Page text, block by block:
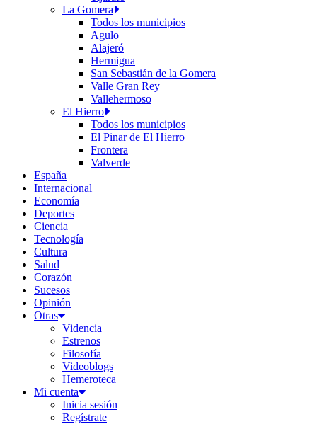
La Gomera
Todos los municipios
Agulo
Alajeró
Hermigua
San Sebastián de la Gomera
Valle Gran Rey
Vallehermoso
El Hierro
Todos los municipios
El Pinar de El Hierro
Frontera
Valverde
España
Internacional
Economía
Deportes
Ciencia
Tecnología
Cultura
Salud
Corazón
Sucesos
Opinión
Otras
Videncia
Estrenos
Filosofía
Videoblogs
Hemeroteca
Mi cuenta
Inicia sesión
Regístrate